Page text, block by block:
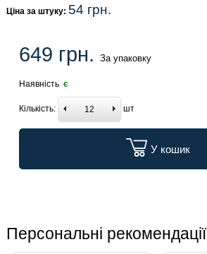
Ціна за штуку: 54 грн.
649 грн. За упаковку
Наявність є
Кількість: шт
У кошик
Персональні рекомендації